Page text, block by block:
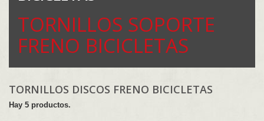
TORNILLOS SOPORTE
FRENO BICICLETAS
TORNILLOS DISCOS FRENO BICICLETAS
Hay 5 productos.